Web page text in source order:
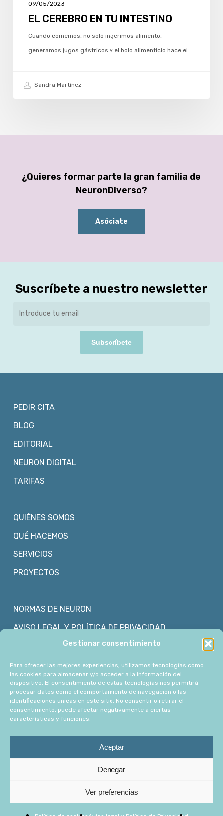
Gestionar consentimiento
Para ofrecer las mejores experiencias, utilizamos tecnologías como
las cookies para almacenar y/o acceder a la información del
dispositivo. El consentimiento de estas tecnologías nos permitirá
procesar datos como el comportamiento de navegación o las
identificaciones únicas en este sitio. No consentir o retirar el
consentimiento, puede afectar negativamente a ciertas
características y funciones.
Aceptar
Denegar
Ver preferencias
09/05/2023
EL CEREBRO EN TU INTESTINO
Cuando comemos, no sólo ingerimos alimento,
generamos jugos gástricos y el bolo alimenticio hace el…
Sandra Martínez
¿Quieres formar parte la gran familia de
NeuronDiverso?
Asóciate
Suscríbete a nuestro newsletter
Subscríbete
PEDIR CITA
BLOG
EDITORIAL
NEURON DIGITAL
TARIFAS
QUIÉNES SOMOS
QUÉ HACEMOS
SERVICIOS
PROYECTOS
NORMAS DE NEURON
AVISO LEGAL Y POLÍTICA DE PRIVACIDAD
POLÍTICA DE COOKIES
CONTACTO
ASÓCIATE
ASOCIADOS
TRABAJA CON NOSOTROS
© 2026 NeuronDiverso. |Diseño web
facebook
linkedininstagram